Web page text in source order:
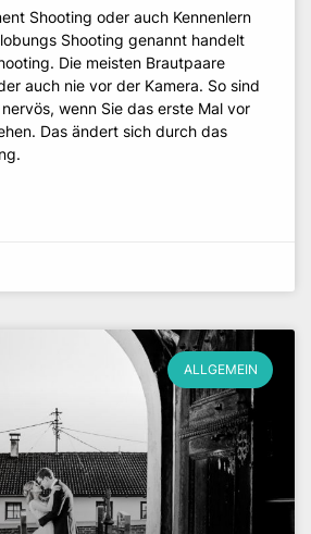
Shooting oder auch Kennenlern
Shooting genannt handelt
Die meisten Brautpaare
auch nie vor der Kamera. So sind
wenn Sie das erste Mal vor
Das ändert sich durch das
ALLGEMEIN